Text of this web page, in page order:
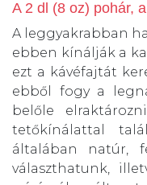
A 2 dl (8 oz) pohár,
A leggyakrabban
ebben kínálják a
ezt a kávéfajtát
ebből fogy a
belőle
tetőkínálattal
általában natúr,
választhatunk,